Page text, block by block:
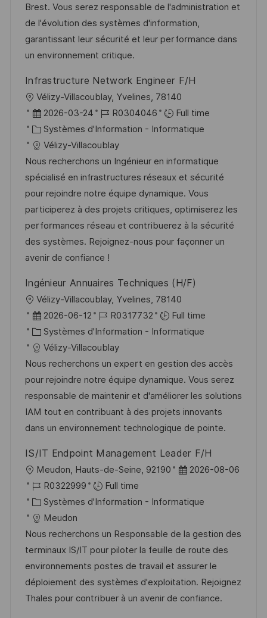
s
a
t
i
n
a
f
f
h
a
g
e
e
n
c
e
u
p
o
s
t
e
g
o
r
i
Brest. Vous serez responsable de l'administration et
de l'évolution des systèmes d'information,
garantissant leur sécurité et leur performance dans
un environnement critique.
Infrastructure Network Engineer F/H
o
c
a
l
i
s
a
t
i
o
Vélizy-Villacoublay, Yvelines, 78140
D
a
t
e
d
’
a
f
f
i
h
a
g
e
2026-03-24
R
é
f
é
r
e
n
c
e
d
p
o
s
t
e
R0304046
Full time
C
a
t
é
g
o
r
i
e
Systèmes d'Information - Informatique
Vélizy-Villacoublay
Nous recherchons un Ingénieur en informatique
spécialisé en infrastructures réseaux et sécurité
pour rejoindre notre équipe dynamique. Vous
participerez à des projets critiques, optimiserez les
performances réseau et contribuerez à la sécurité
des systèmes. Rejoignez-nous pour façonner un
avenir de confiance !
Ingénieur Annuaires Techniques (H/F)
o
c
a
l
i
s
a
t
o
n
Vélizy-Villacoublay, Yvelines, 78140
D
a
t
e
d
’
a
f
i
c
h
a
g
e
2026-06-12
R
é
f
é
r
e
n
c
d
u
p
o
t
e
R0317732
Full time
C
a
t
é
g
o
r
e
Systèmes d'Information - Informatique
Vélizy-Villacoublay
Nous recherchons un expert en gestion des accès
pour rejoindre notre équipe dynamique. Vous serez
responsable de maintenir et d'améliorer les solutions
IAM tout en contribuant à des projets innovants
dans un environnement technologique de pointe.
IS/IT Endpoint Management Leader F/H
o
c
a
l
i
s
a
t
Meudon, Hauts-de-Seine, 92190
D
t
d
’
a
f
f
2026-08-06
R
é
f
é
r
e
n
c
R0322999
Full time
C
a
t
é
g
o
r
Systèmes d'Information - Informatique
Meudon
Nous recherchons un Responsable de la gestion des
terminaux IS/IT pour piloter la feuille de route des
environnements postes de travail et assurer le
déploiement des systèmes d'exploitation. Rejoignez
Thales pour contribuer à un avenir de confiance.